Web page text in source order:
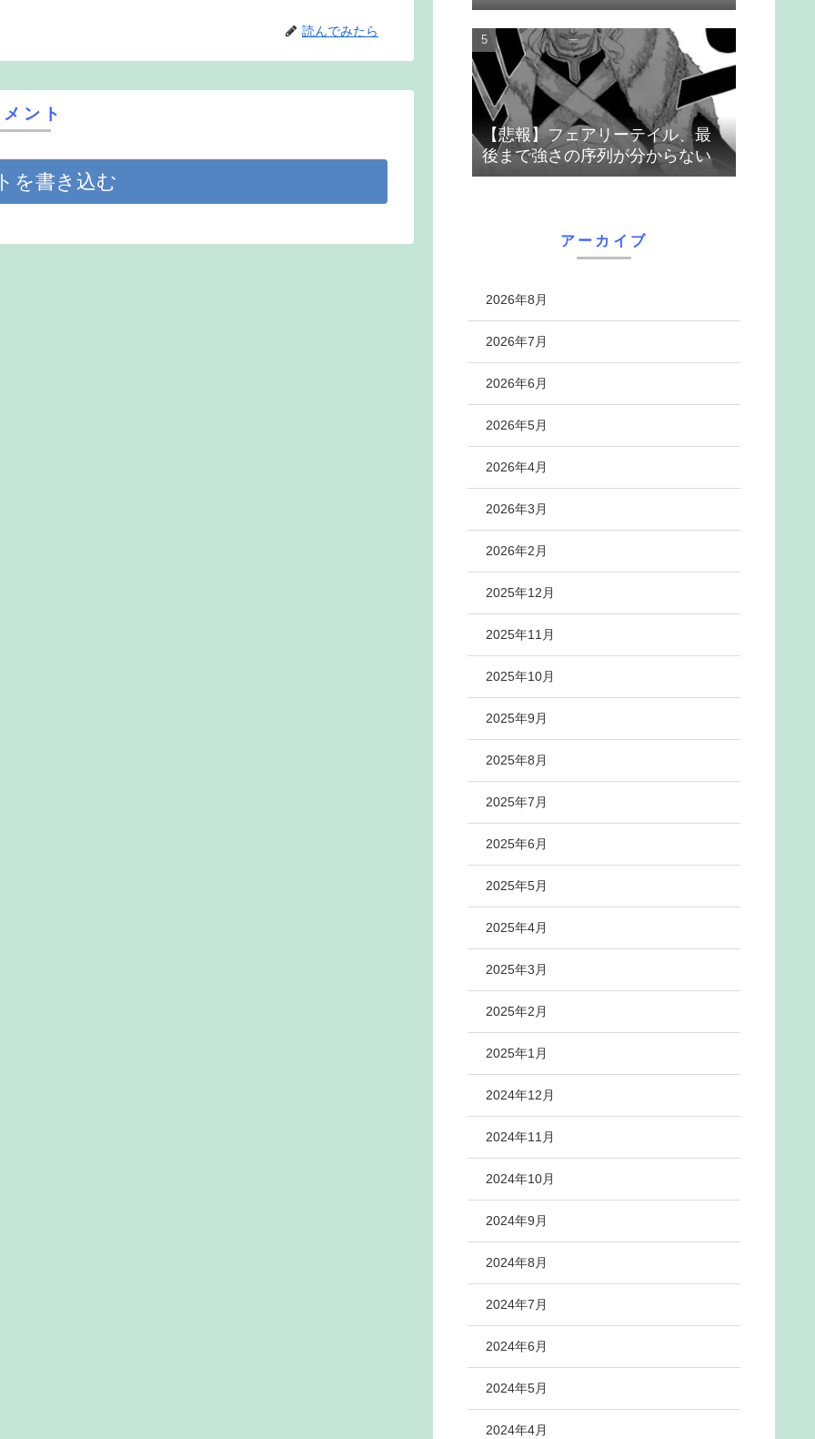
読んでみたら
ント
を書き込む
【悲報】フェアリーテイル、最
後まで強さの序列が分からない
アーカイブ
2026年8月
2026年7月
2026年6月
2026年5月
2026年4月
2026年3月
2026年2月
2025年12月
2025年11月
2025年10月
2025年9月
2025年8月
2025年7月
2025年6月
2025年5月
2025年4月
2025年3月
2025年2月
2025年1月
2024年12月
2024年11月
2024年10月
2024年9月
2024年8月
2024年7月
2024年6月
2024年5月
2024年4月